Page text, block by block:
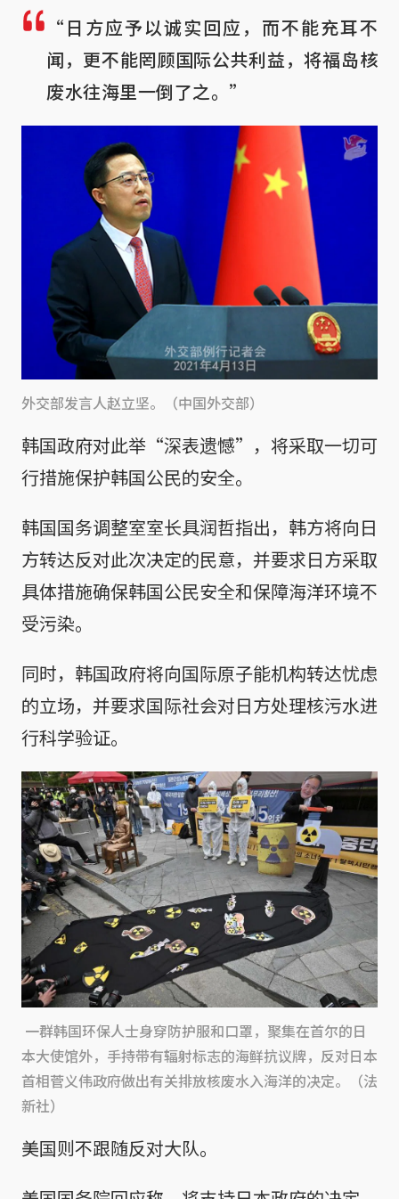
“日方应予以诚实回应，而不能充耳不
闻，更不能罔顾国际公共利益，将福岛核
废水往海里一倒了之。”
外交部发言人赵立坚。（中国外交部）
韩国政府对此举“深表遗憾”，将采取一切可
行措施保护韩国公民的安全。
韩国国务调整室室长具润哲指出，韩方将向日
方转达反对此次决定的民意，并要求日方采取
具体措施确保韩国公民安全和保障海洋环境不
受污染。
同时，韩国政府将向国际原子能机构转达忧虑
的立场，并要求国际社会对日方处理核污水进
行科学验证。
一群韩国环保人士身穿防护服和口罩，聚集在首尔的日
本大使馆外，手持带有辐射标志的海鲜抗议牌，反对日本
首相菅义伟政府做出有关排放核废水入海洋的决定。（法
新社）
美国则不跟随反对大队。